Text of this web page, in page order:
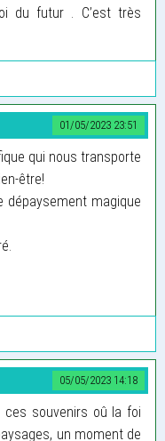
du futur . C’est très
01/05/2023 23:51
qui nous transporte
être!
dépaysement magique
05/05/2023 14:18
ces souvenirs oû la foi
un moment de